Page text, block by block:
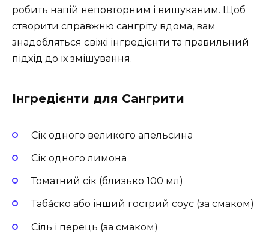
робить напій неповторним і вишуканим. Щоб
створити справжню сангріту вдома, вам
знадобляться свіжі інгредієнти та правильний
підхід до їх змішування.
Інгредієнти для Сангрити
Сік одного великого апельсина
Сік одного лимона
Томатний сік (близько 100 мл)
Таба́ско або інший гострий соус (за смаком)
Сіль і перець (за смаком)